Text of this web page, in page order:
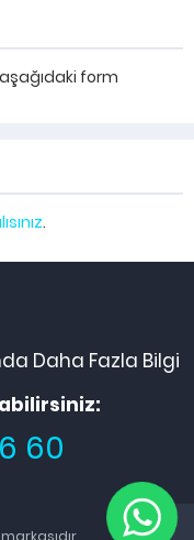
form
.
Daha Fazla Bilgi
60